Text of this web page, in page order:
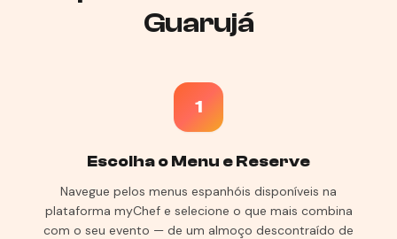
Guarujá
1
Escolha o Menu e Reserve
Navegue pelos menus espanhóis disponíveis na
plataforma myChef e selecione o que mais combina
com o seu evento — de um almoço descontraído de